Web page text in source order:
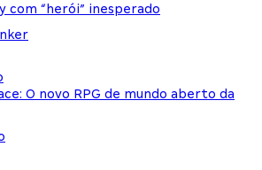
com “herói” inesperado
O novo RPG de mundo aberto da